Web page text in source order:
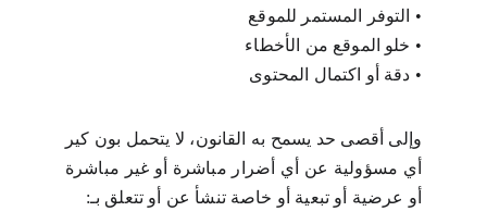
•
التوفر المستمر للموقع
• خلو الموقع من الأخطاء
• دقة أو اكتمال المحتوى
وإلى أقصى حد يسمح به القانون، لا يتحمل بون كير
أي مسؤولية عن أي أضرار مباشرة أو غير مباشرة
أو عرضية أو تبعية أو خاصة تنشأ عن أو تتعلق بـ: